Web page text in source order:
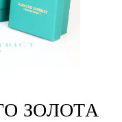
ЗОЛОТА